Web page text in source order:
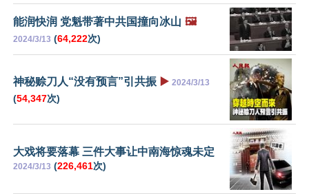
能润快润 党魁带著中共国撞向冰山 🖼️
2024/3/13 (64,222次)
神秘赊刀人“没有预言”引共振 ▶️ 2024/3/13
(54,347次)
大戏将要落幕 三件大事让中南海惊魂未定
2024/3/13 (226,461次)